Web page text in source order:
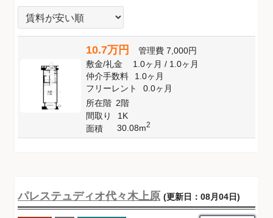
10.7万円 管理費 7,000円
敷金/礼金 1.0ヶ月/ 1.0ヶ月
仲介手数料
1.0ヶ月
フリーレント
0.0ヶ月
所在階 2階
間取り
1K
面積
30.08m2
パレステュディオ代々木上原 (更新日：08月04日)